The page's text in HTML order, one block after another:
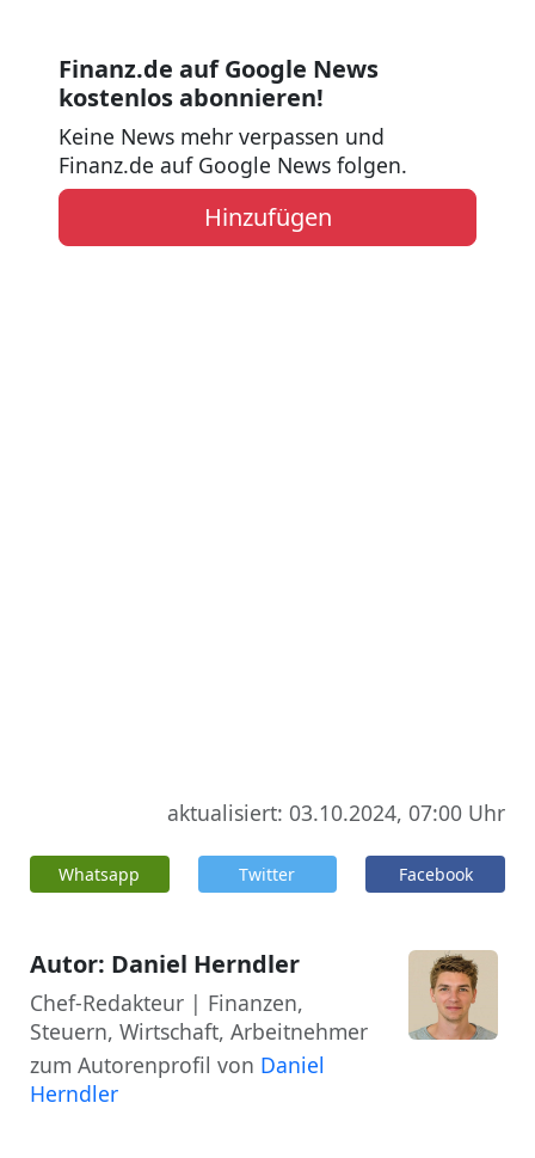
Finanz.de auf Google News
kostenlos abonnieren!
Keine News mehr verpassen und
Finanz.de auf Google News folgen.
Hinzufügen
aktualisiert: 03.10.2024, 07:00 Uhr
Whatsapp Twitter Facebook
Autor: Daniel Herndler
Chef-Redakteur | Finanzen,
Steuern, Wirtschaft, Arbeitnehmer
zum Autorenprofil von Daniel
Herndler